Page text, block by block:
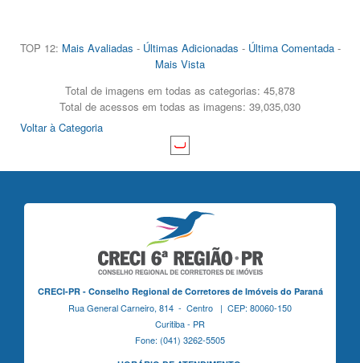
TOP 12: Mais Avaliadas - Últimas Adicionadas - Última Comentada-
Mais Vista
Total de imagens em todas as categorias: 45,878
Total de acessos em todas as imagens: 39,035,030
Voltar à Categoria
CRECI-PR - Conselho Regional de Corretores de Imóveis do Paraná
Rua General Carneiro, 814 - Centro | CEP: 80060-150
Curitiba - PR
Fone: (041) 3262-5505